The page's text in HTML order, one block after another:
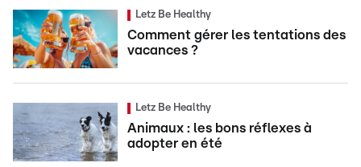
Letz Be Healthy
Comment gérer les tentations des
vacances ?
Letz Be Healthy
Animaux : les bons réflexes à
adopter en été